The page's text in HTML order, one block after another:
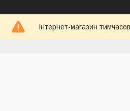
Інтернет-магазин